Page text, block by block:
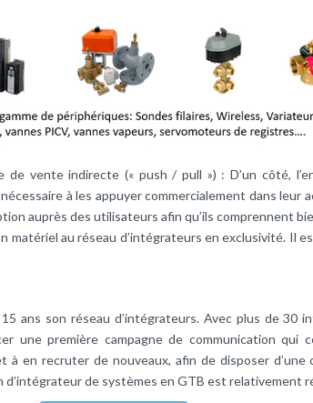
vente indirecte (« push / pull ») : D’un côté,
à les appuyer commercialement dans leur
auprès des utilisateurs afin qu’ils comprennent
au réseau d’intégrateurs en exclusivité. Il
ans son réseau d’intégrateurs. Avec plus de 30
une première campagne de communication qui
à en recruter de nouveaux, afin de disposer d’une
d’intégrateur de systèmes en GTB est relativement